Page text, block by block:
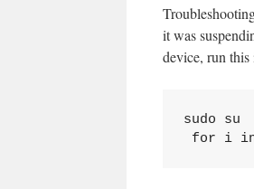
it was
device, run this
sudo su
for i in